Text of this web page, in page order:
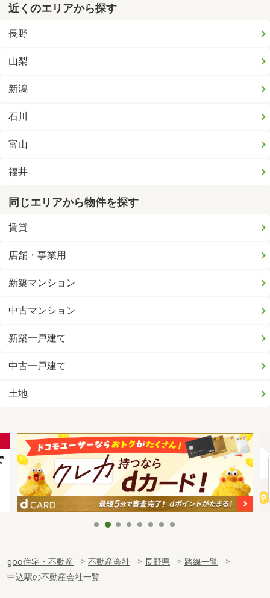
近くのエリアから探す
長野
山梨
新潟
石川
富山
福井
同じエリアから物件を探す
賃貸
店舗・事業用
新築マンション
中古マンション
新築一戸建て
中古一戸建て
土地
goo住宅・不動産 不動産会社 長野県
路線一覧
中込駅の不動産会社一覧